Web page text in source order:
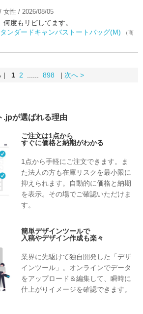
女性 / 2026/08/05
度もリピしてます。
ンダードキャンバストートバッグ(M)
（商
| 1 2 898 | 次へ >
.jpが選ばれる理由
ご注文は1点から
すぐに価格と納期がわかる
1点から手軽にご注文できます。ま
た法人の方も在庫リスクを最小限に
抑えられます。自動的に価格と納期
を表示。その場でご確認いただけま
す。
簡単デザインツールで
入稿やデザイン作成も楽々
業界に先駆けて独自開発した「デザ
インツール」。オンラインでデータ
をアップロード＆編集して、瞬時に
仕上がりイメージを確認できます。